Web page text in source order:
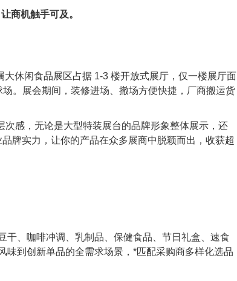
商机触手可及。
休闲食品展区占据 1-3 楼开放式展厅，仅一楼展厅面
。展会期间，装修进场、撤场方便快捷，厂商搬运货
感，无论是大型特装展台的品牌形象整体展示，还
牌实力，让你的产品在众多展商中脱颖而出，收获超
干、咖啡冲调、乳制品、保健食品、节日礼盒、速食
到创新单品的全需求场景，*匹配采购商多样化选品